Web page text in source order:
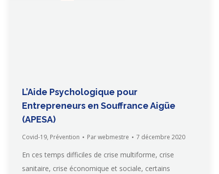
L’Aide Psychologique pour
Entrepreneurs en Souffrance Aigüe
(APESA)
Covid-19, Prévention Parwebmestre 7 décembre 2020
En ces temps difficiles de crise multiforme, crise
sanitaire, crise économique et sociale, certains